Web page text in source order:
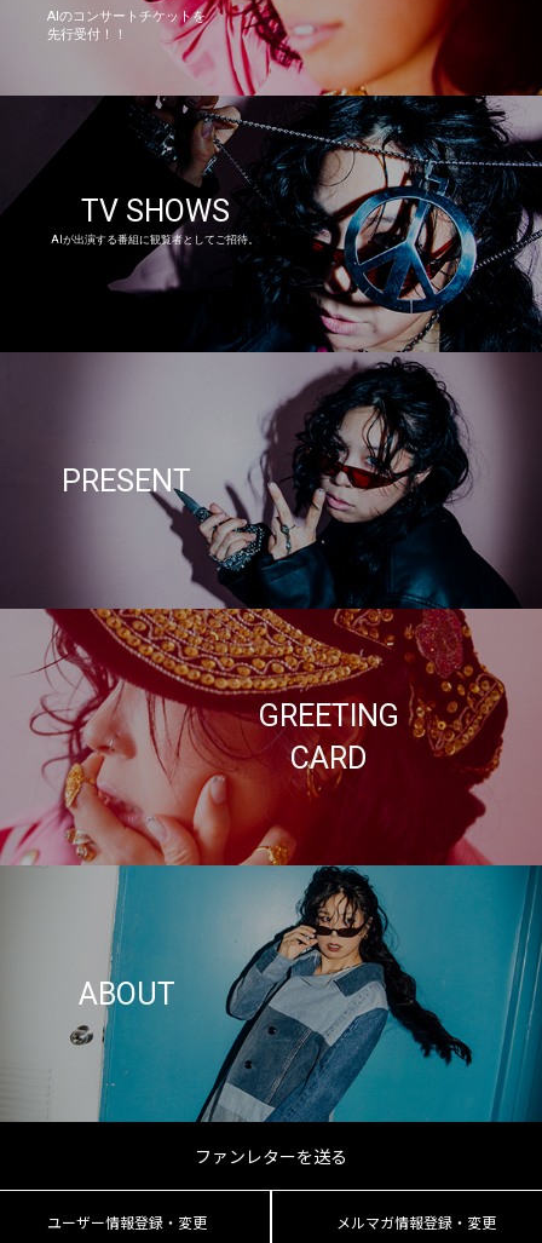
AIのコンサートチケットを
先行受付！！
TV SHOWS
AIが出演する番組に観覧者としてご招待。
PRESENT
GREETING
CARD
ABOUT
ファンレターを送る
ユーザー情報登録・変更 メルマガ情報登録・変更